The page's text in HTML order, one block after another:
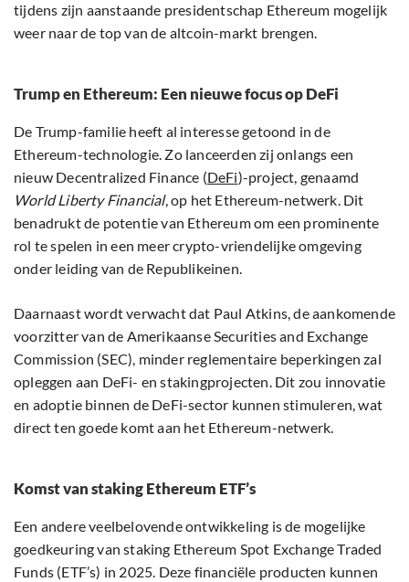
tijdens zijn aanstaande presidentschap Ethereum mogelijk
weer naar de top van de altcoin-markt brengen.
Trump en Ethereum: Een nieuwe focus op DeFi
De Trump-familie heeft al interesse getoond in de
Ethereum-technologie. Zo lanceerden zij onlangs een
nieuw Decentralized Finance (DeFi)-project, genaamd
World Liberty Financial, op het Ethereum-netwerk. Dit
benadrukt de potentie van Ethereum om een prominente
rol te spelen in een meer crypto-vriendelijke omgeving
onder leiding van de Republikeinen.
Daarnaast wordt verwacht dat Paul Atkins, de aankomende
voorzitter van de Amerikaanse Securities and Exchange
Commission (SEC), minder reglementaire beperkingen zal
opleggen aan DeFi- en stakingprojecten. Dit zou innovatie
en adoptie binnen de DeFi-sector kunnen stimuleren, wat
direct ten goede komt aan het Ethereum-netwerk.
Komst van staking Ethereum ETF’s
Een andere veelbelovende ontwikkeling is de mogelijke
goedkeuring van staking Ethereum Spot Exchange Traded
Funds (ETF’s) in 2025. Deze financiële producten kunnen